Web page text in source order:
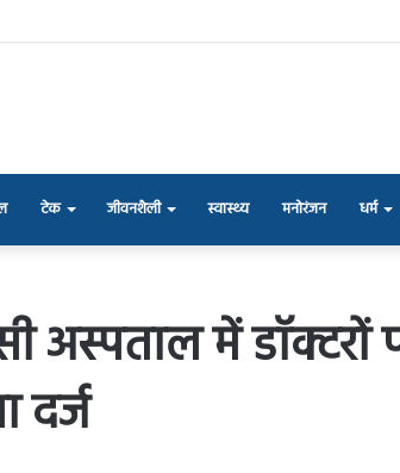
टेक जीवनशैली स्वास्थ्य मनोरंजन धर्म
अस्पताल में
दर्ज